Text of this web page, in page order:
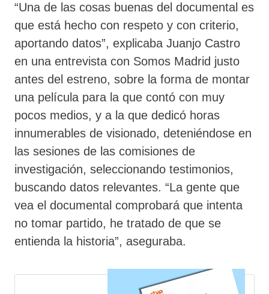
“Una de las cosas buenas del documental es
que está hecho con respeto y con criterio,
aportando datos”, explicaba Juanjo Castro
en una entrevista con Somos Madrid justo
antes del estreno, sobre la forma de montar
una película para la que contó con muy
pocos medios, y a la que dedicó horas
innumerables de visionado, deteniéndose en
las sesiones de las comisiones de
investigación, seleccionando testimonios,
buscando datos relevantes. “La gente que
vea el documental comprobará que intenta
no tomar partido, he tratado de que se
entienda la historia”, aseguraba.